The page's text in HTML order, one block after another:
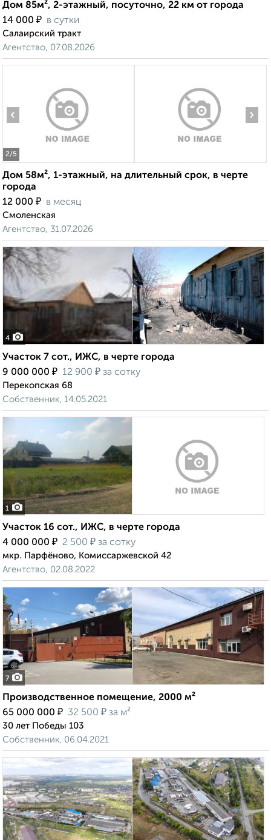
Дом 85м², 2-этажный, посуточно, 22 км от города
14 000 ₽ в сутки
Салаирский тракт
Агентство, 07.08.2026
2/5
‹ ›
Дом 58м², 1-этажный, на длительный срок, в черте
города
12 000 ₽ в месяц
Смоленская
Агентство, 31.07.2026
4
Участок 7 сот., ИЖС, в черте города
9 000 000 ₽ 12 900 ₽ за сотку
Перекопская 68
Собственник, 14.05.2021
1
Участок 16 сот., ИЖС, в черте города
4 000 000 ₽ 2 500 ₽ за сотку
мкр. Парфёново, Комиссаржевской 42
Агентство, 02.08.2022
7
Производственное помещение, 2000 м²
65 000 000 ₽ 32 500 ₽ за м²
30 лет Победы 103
Собственник, 06.04.2021